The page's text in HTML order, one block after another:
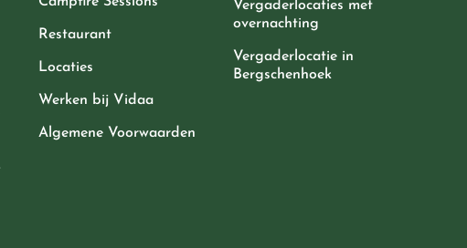
Restaurant
Locaties
Werken bij Vidaa
Algemene Voorwaarden
Vergaderlocaties met
overnachting
Vergaderlocatie in
Bergschenhoek